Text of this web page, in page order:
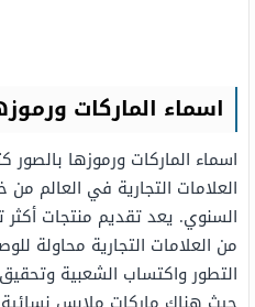
اسماء الماركات
اسماء الماركات ورموزها
العلامات التجارية في العالم
السنوي. يعد تقديم منتجات أكثر
من العلامات التجارية محاولة
التطور واكتساب الشعبية